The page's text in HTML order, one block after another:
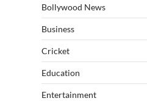
Bollywood News
Business
Cricket
Education
Entertainment